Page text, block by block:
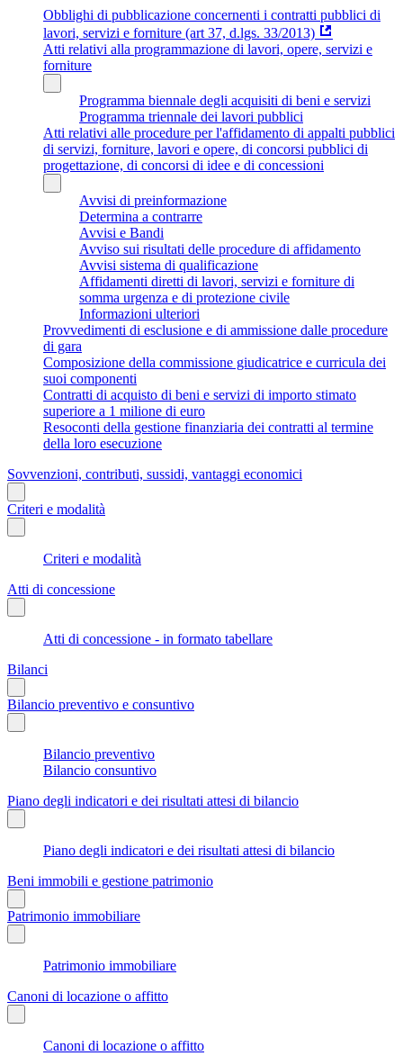
Obblighi di pubblicazione concernenti i contratti pubblici di
lavori, servizi e forniture (art 37, d.lgs. 33/2013)
Atti relativi alla programmazione di lavori, opere, servizi e
forniture
Programma biennale degli acquisiti di beni e servizi
Programma triennale dei lavori pubblici
Atti relativi alle procedure per l'affidamento di appalti pubblici
di servizi, forniture, lavori e opere, di concorsi pubblici di
progettazione, di concorsi di idee e di concessioni
Avvisi di preinformazione
Determina a contrarre
Avvisi e Bandi
Avviso sui risultati delle procedure di affidamento
Avvisi sistema di qualificazione
Affidamenti diretti di lavori, servizi e forniture di
somma urgenza e di protezione civile
Informazioni ulteriori
Provvedimenti di esclusione e di ammissione dalle procedure
di gara
Composizione della commissione giudicatrice e curricula dei
suoi componenti
Contratti di acquisto di beni e servizi di importo stimato
superiore a 1 milione di euro
Resoconti della gestione finanziaria dei contratti al termine
della loro esecuzione
Sovvenzioni, contributi, sussidi, vantaggi economici
Criteri e modalità
Criteri e modalità
Atti di concessione
Atti di concessione - in formato tabellare
Bilanci
Bilancio preventivo e consuntivo
Bilancio preventivo
Bilancio consuntivo
Piano degli indicatori e dei risultati attesi di bilancio
Piano degli indicatori e dei risultati attesi di bilancio
Beni immobili e gestione patrimonio
Patrimonio immobiliare
Patrimonio immobiliare
Canoni di locazione o affitto
Canoni di locazione o affitto